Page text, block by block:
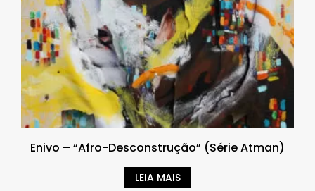
Enivo – “Afro-Desconstrução” (Série Atman)
LEIA MAIS